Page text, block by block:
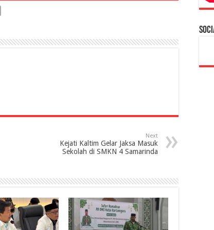
Next
Kejati Kaltim Gelar Jaksa Masuk
Sekolah di SMKN 4 Samarinda